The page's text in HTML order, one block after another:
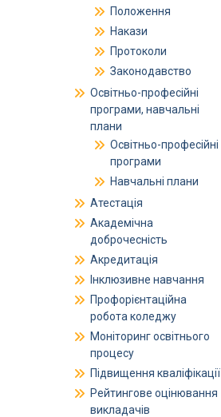
Положення
Накази
Протоколи
Законодавство
Освітньо-професійні
програми, навчальні
плани
Освітньо-професійні
програми
Навчальні плани
Атестація
Академічна
доброчесність
Акредитація
Інклюзивне навчання
Профорієнтаційна
робота коледжу
Моніторинг освітнього
процесу
Підвищення кваліфікації
Рейтингове оцінювання
викладачів